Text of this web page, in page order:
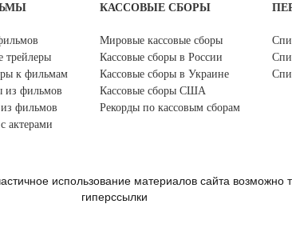
трейлеры
к фильмам
из фильмов
фильмов
актерами
КАССОВЫЕ СБОРЫ
Мировые кассовые сборы
Кассовые сборы в России
Кассовые сборы в Украине
Кассовые сборы США
Рекорды по кассовым сборам
использование материалов сайта возможно
гиперссылки